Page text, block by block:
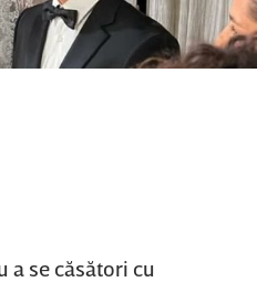
a se căsători cu